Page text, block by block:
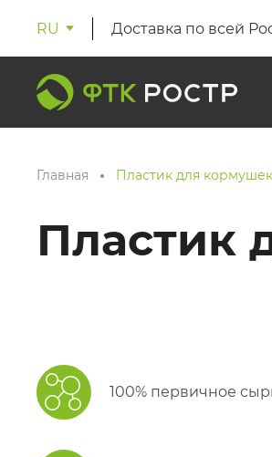
RU Доставка по всей
Главная Пластик для кормушек
Пластик
100% первичное